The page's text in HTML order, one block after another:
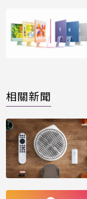
相關新聞